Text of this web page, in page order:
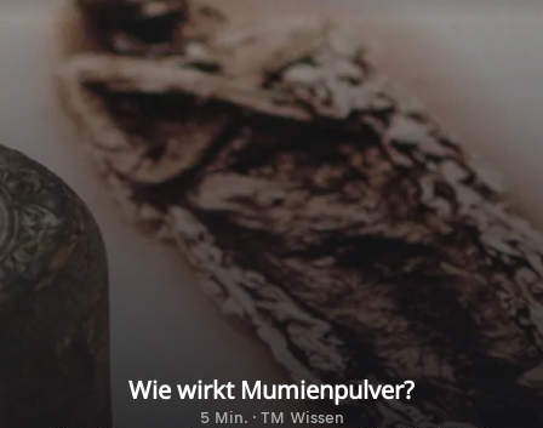
Wie wirkt Mumienpulver?
5 Min. · TM Wissen